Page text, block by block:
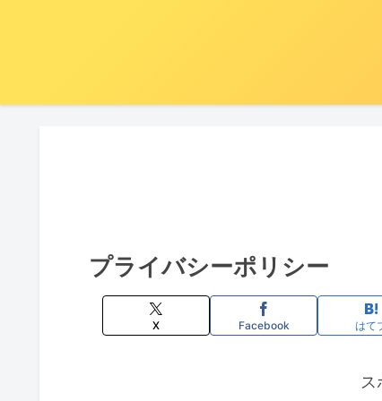
プライバシーポリシー
X Facebook はて
ス